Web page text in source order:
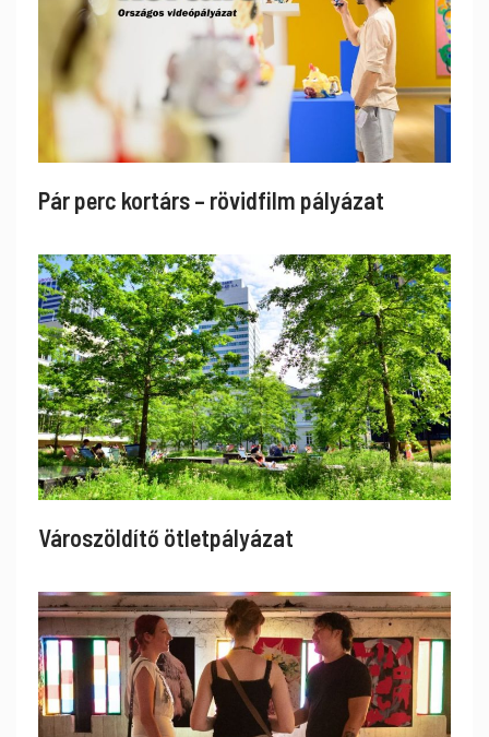
Pár perc kortárs – rövidfilm pályázat
Városzöldítő ötletpályázat